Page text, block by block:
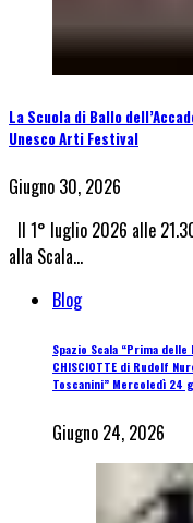
La Scuola di Ballo
Unesco Arti Festival
Giugno 30, 2026
Il 1° luglio 2026 alle
alla Scala…
Blog
Spazio Scala “Prima
CHISCIOTTE di Rudolf
Toscanini” Mercoledì 24
Giugno 24, 2026